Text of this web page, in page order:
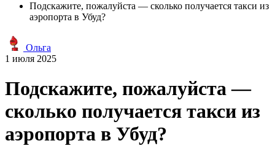
Подскажите, пожалуйста — сколько получается такси из
аэропорта в Убуд?
Ольга
1 июля 2025
Подскажите, пожалуйста —
сколько получается такси из
аэропорта в Убуд?